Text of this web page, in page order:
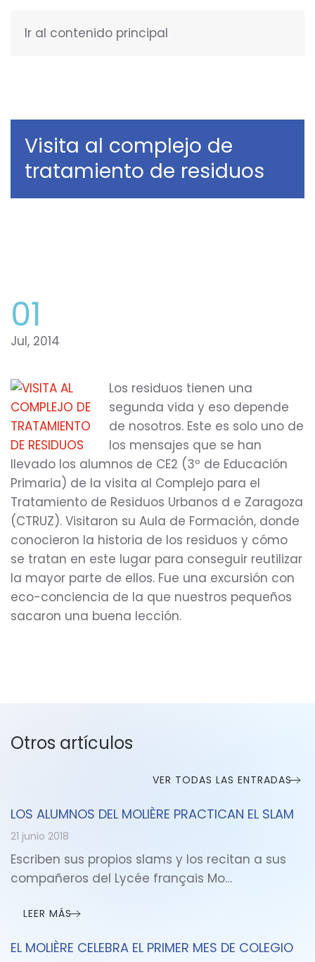
Ir al contenido principal
Visita al complejo de
tratamiento de residuos
01
Jul, 2014
Los residuos tienen una
segunda vida y eso depende
de nosotros. Este es solo uno de
los mensajes que se han
llevado los alumnos de CE2 (3º de Educación
Primaria) de la visita al Complejo para el
Tratamiento de Residuos Urbanos d e Zaragoza
(CTRUZ). Visitaron su Aula de Formación, donde
conocieron la historia de los residuos y cómo
se tratan en este lugar para conseguir reutilizar
la mayor parte de ellos. Fue una excursión con
eco-conciencia de la que nuestros pequeños
sacaron una buena lección.
Otros artículos
VER TODAS LAS ENTRADAS
LOS ALUMNOS DEL MOLIÈRE PRACTICAN EL SLAM
21 junio 2018
Escriben sus propios slams y los recitan a sus
compañeros del Lycée français Mo…
LEER MÁS
EL MOLIÈRE CELEBRA EL PRIMER MES DE COLEGIO